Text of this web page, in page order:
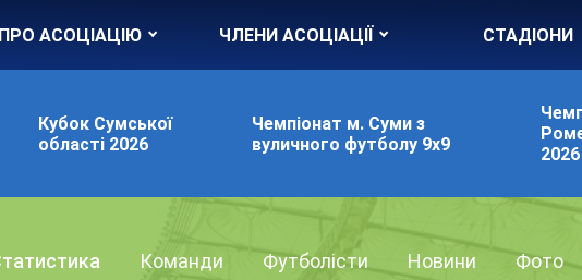
ПРО АСОЦІАЦІЮ ЧЛЕНИ АСОЦІАЦІЇ СТАДІОНИ
Кубок Сумської
області 2026
Чемпіонат м. Суми з
вуличного футболу 9х9
2026
Команди Футболісти Новини Фото